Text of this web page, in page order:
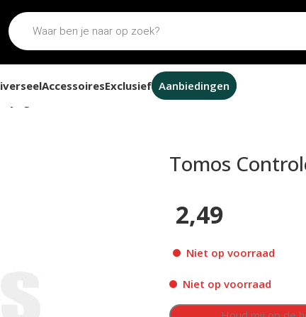
AccessoiresExclusief Aanbiedingen
Tomos
2,49
Niet op voorraad
Niet op voorraad